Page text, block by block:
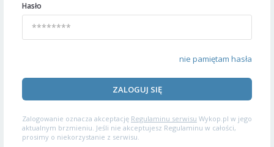
Hasło
nie pamiętam hasła
ZALOGUJ SIĘ
Zalogowanie oznacza akceptację Regulaminu serwisu Wykop.pl w jego
aktualnym brzmieniu. Jeśli nie akceptujesz Regulaminu w całości,
prosimy o niekorzystanie z serwisu.